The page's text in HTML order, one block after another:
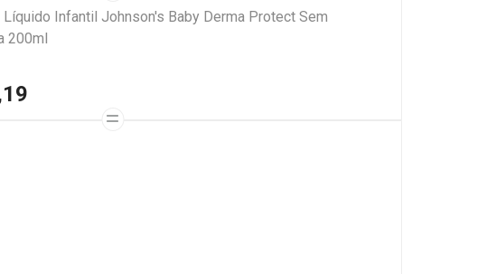
Infantil Johnson's Baby Derma Protect Sem
200ml